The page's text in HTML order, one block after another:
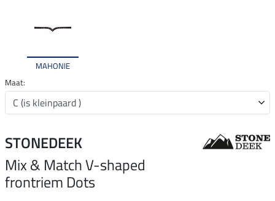
MAHONIE
Maat:
STONEDEEK
Mix & Match V-shaped
frontriem Dots